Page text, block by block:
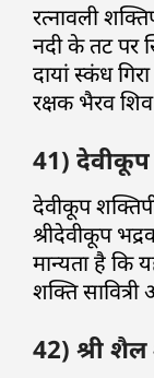
रत्नावली
नदी के तट पर
दायां स्कंध
रक्षक भैरव
41) देवीकूप
देवीकूप
श्रीदेवीकूप
मान्यता है कि
शक्ति
42) श्री